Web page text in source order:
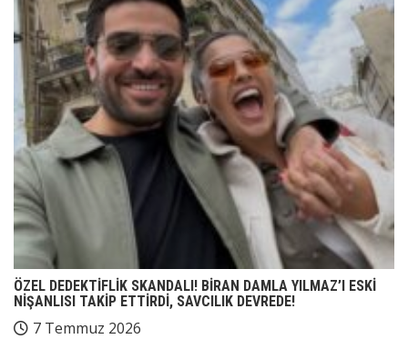
ÖZEL DEDEKTİFLİK SKANDALI! BİRAN DAMLA YILMAZ’I ESKİ
NİŞANLISI TAKİP ETTİRDİ, SAVCILIK DEVREDE!
7 Temmuz 2026